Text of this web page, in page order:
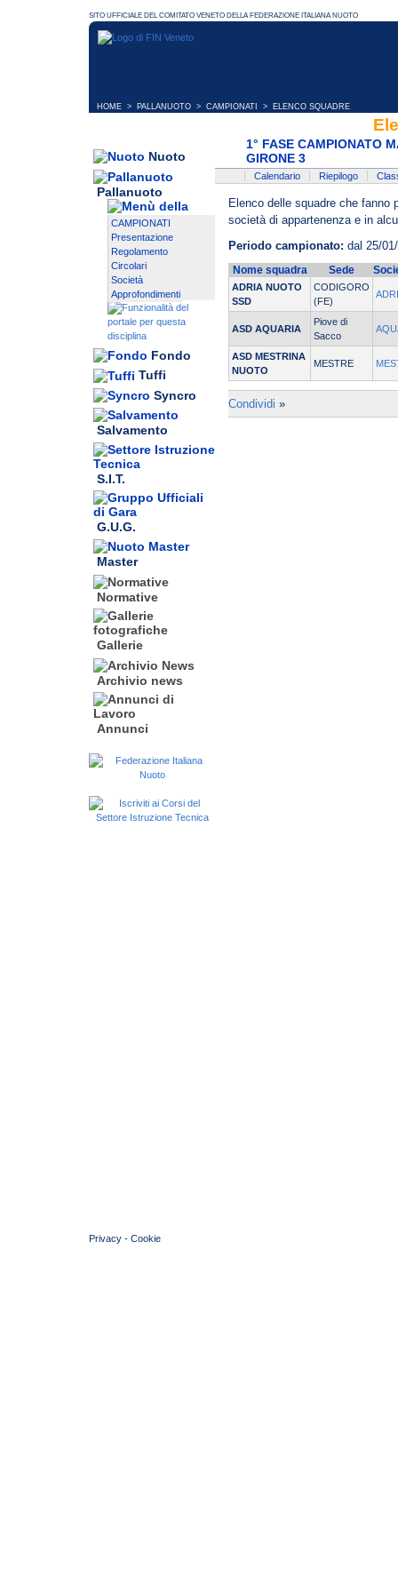
HOME > PALLANUOTO > CAMPIONATI > ELENCO SQUADRE
Nuoto
Pallanuoto
CAMPIONATI
Presentazione
Regolamento
Circolari
Società
Approfondimenti
Fondo
Tuffi
Syncro
Salvamento
S.I.T.
G.U.G.
Master
Normative
Gallerie
Archivio news
Annunci
1° FASE CAMPIONATO
GIRONE 3
Calendario Riepilogo
Elenco delle squadre che fanno
società di appartenenza e in
Periodo campionato: dal 25/
Nome squadra Sede
ADRIA NUOTO
SSD
CODIGORO
(FE)
ASD AQUARIA
Piove di
Sacco
ASD MESTRINA
NUOTO
MESTRE
Condividi »
Privacy - Cookie